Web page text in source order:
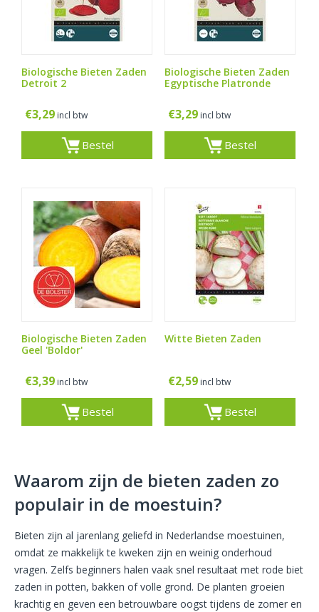
Biologische Bieten Zaden
Detroit 2
€3,29 incl btw
Bestel
Biologische Bieten Zaden
Egyptische Platronde
€3,29 incl btw
Bestel
Biologische Bieten Zaden
Geel 'Boldor'
€3,39 incl btw
Bestel
Witte Bieten Zaden
€2,59 incl btw
Bestel
Waarom zijn de bieten zaden zo
populair in de moestuin?
Bieten zijn al jarenlang geliefd in Nederlandse moestuinen,
omdat ze makkelijk te kweken zijn en weinig onderhoud
vragen. Zelfs beginners halen vaak snel resultaat met rode biet
zaden in potten, bakken of volle grond. De planten groeien
krachtig en geven een betrouwbare oogst tijdens de zomer en